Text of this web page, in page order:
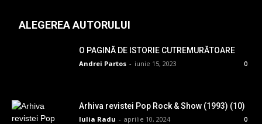
ALEGEREA AUTORULUI
O PAGINĂ DE ISTORIE CUTREMURĂTOARE
Andrei Partos - iunie 15, 2023 0
Arhiva revistei Pop Rock & Show (1993) (10)
Iulia Radu - aprilie 10, 2024 0